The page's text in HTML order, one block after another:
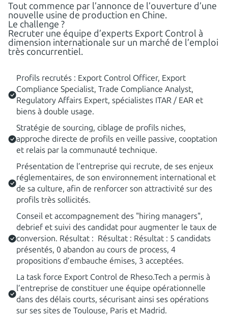
Tout commence par l’annonce de l’ouverture d’une
nouvelle usine de production en Chine.
Le challenge ?
Recruter une équipe d’experts Export Control à
dimension internationale sur un marché de l’emploi
très concurrentiel.
Profils recrutés : Export Control Officer, Export
Compliance Specialist, Trade Compliance Analyst,
Regulatory Affairs Expert, spécialistes ITAR / EAR et
biens à double usage.
Stratégie de sourcing, ciblage de profils niches,
approche directe de profils en veille passive, cooptation
et relais par la communauté technique.
Présentation de l’entreprise qui recrute, de ses enjeux
réglementaires, de son environnement international et
de sa culture, afin de renforcer son attractivité sur des
profils très sollicités.
Conseil et accompagnement des "hiring managers",
debrief et suivi des candidat pour augmenter le taux de
conversion. Résultat : Résultat : Résultat : 5 candidats
présentés, 0 abandon au cours de process, 4
propositions d’embauche émises, 3 acceptées.
La task force Export Control de Rheso.Tech a permis à
l’entreprise de constituer une équipe opérationnelle
dans des délais courts, sécurisant ainsi ses opérations
sur ses sites de Toulouse, Paris et Madrid.